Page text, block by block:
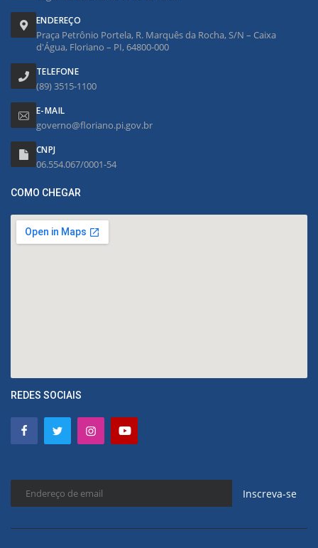
ENDEREÇO
Praça Petrônio Portela, R. Marquês da Rocha, S/N – Caixa
d'Água, Floriano – PI, 64800-000
TELEFONE
(89) 3515-1100
E-MAIL
governo@floriano.pi.gov.br
CNPJ
06.554.067/0001-54
COMO CHEGAR
REDES SOCIAIS
Inscreva-se